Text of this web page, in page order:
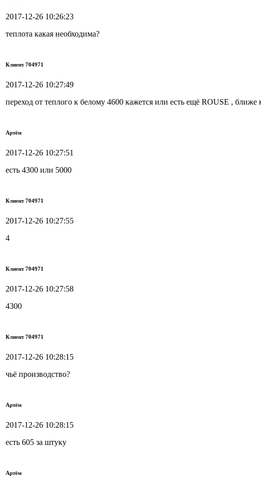
2017-12-26 10:26:23
теплота какая необходима?
Клиент 704971
2017-12-26 10:27:49
переход от теплого к белому 4600 кажется или есть ещё ROUSE ,
Артём
2017-12-26 10:27:51
есть 4300 или 5000
Клиент 704971
2017-12-26 10:27:55
4
Клиент 704971
2017-12-26 10:27:58
4300
Клиент 704971
2017-12-26 10:28:15
чьё производство?
Артём
2017-12-26 10:28:15
есть 605 за штуку
Артём